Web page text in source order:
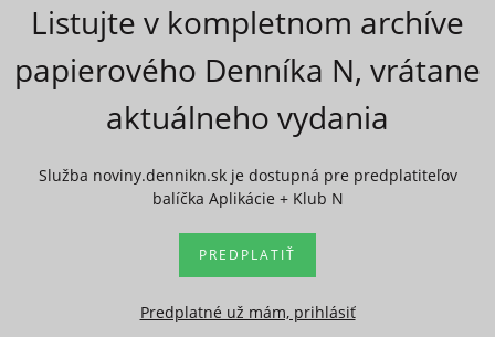
Listujte v kompletnom archíve
papierového Denníka N, vrátane
aktuálneho vydania
Služba noviny.dennikn.sk je dostupná pre predplatiteľov
balíčka Aplikácie + Klub N
PREDPLATIŤ
Predplatné už mám, prihlásiť